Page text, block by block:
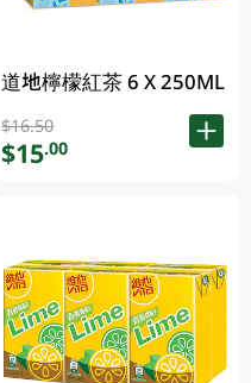
道地檸檬紅茶 6 X 250ML
$16.50
$15.00